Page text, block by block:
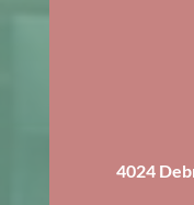
4024